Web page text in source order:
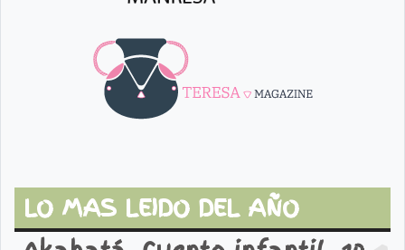
LO MAS LEIDO DEL AÑO